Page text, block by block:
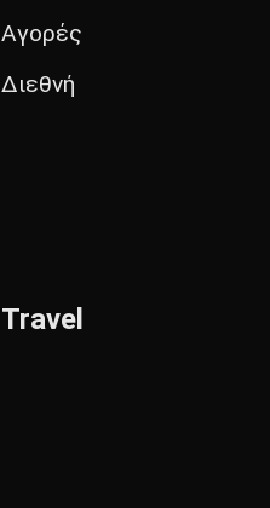
Αγορές
Διεθνή
Travel